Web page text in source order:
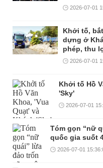
2026-07-01
Khởi tố,
dựng ở
phép, thu
2026-07-01
Khởi tố Hồ
'Sky'
2026-07-01
Tóm gọn “nữ
quốc gia suốt
2026-07-01